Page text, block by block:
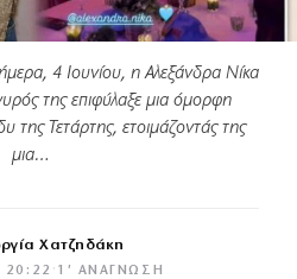
4 Ιουνίου, η Αλεξάνδρα Νίκα
της επιφύλαξε μια όμορφη
της Τετάρτης, ετοιμάζοντάς της
μια…
Χατζηδάκη
20:22 · 1′ ΑΝΆΓΝΩΣΗ